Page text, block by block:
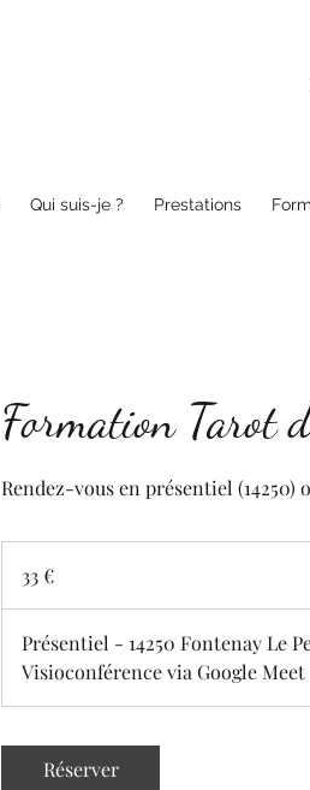
Qui suis-je ? Prestations
Formation Tarot
Rendez-vous en présentiel (14250)
33 €
Présentiel - 14250 Fontenay Le
Visioconférence via Google Meet
Réserver